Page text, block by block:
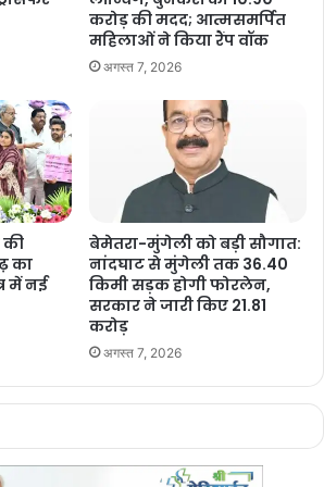
का कोर/क्रिटिकल टाइगर हैबिटेट शामिल है,
उद्यान और तमोर पिंगला वन्यजीव अभ्यारण्य आते हैं।
श्रीशैलम टाइगर रिजर्व और असम के मानस
तीसरा सबसे बड़ा टाइगर रिजर्व है।
Manish Tiwari
करोड़ की मदद; आत्मसमर्पित
महिलाओं ने किया रैंप वॉक
अगस्त 7, 2026
की
का
में नई
बेमेतरा-मुंगेली को बड़ी सौगात:
नांदघाट से मुंगेली तक 36.40
किमी सड़क होगी फोरलेन,
सरकार ने जारी किए 21.81
करोड़
अगस्त 7, 2026